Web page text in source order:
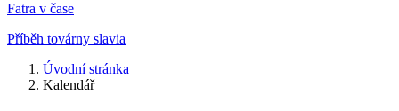
Fatra v čase
Příběh továrny slavia
Úvodní stránka
Kalendář